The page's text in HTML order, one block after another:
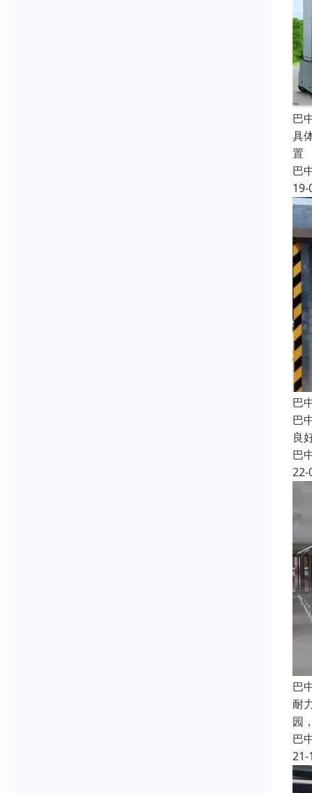
巴
具
置
巴
19-
巴
巴
良
巴
22-
巴
耐
园
巴
21-